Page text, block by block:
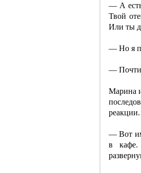
— А
Твой
Или ты
— Но я
— Почти
Марина
реакции.
— Вот
в кафе.